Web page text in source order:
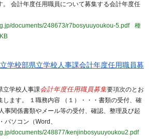
。 会計年度任用職員について募集する会計年度任
documents/248673/r7bosyuuyoukou-5.pdf
種
学校部県立学校人事課会計年度任用職員募
立学校人事課会計年度任用職員募集要項次のとお
します。 １職務内容 （１）・・・書類の受付、確
事関係書類やメール等の受付、確認、整理及び起
パソコン（Word、
documents/248877/kenjinbosyuuyoukou2.pdf